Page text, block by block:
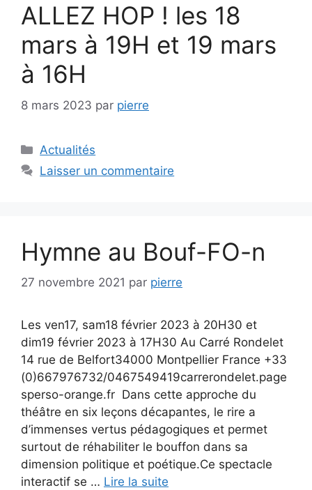
ALLEZ HOP ! les 18
mars à 19H et 19 mars
à 16H
8 mars 2023 par pierre
Catégories
Actualités
Laisser un commentaire
Hymne au Bouf-FO-n
27 novembre 2021 par pierre
Les ven17, sam18 février 2023 à 20H30 et
dim19 février 2023 à 17H30 Au Carré Rondelet
14 rue de Belfort34000 Montpellier France +33
(0)667976732/0467549419carrerondelet.page
sperso-orange.fr Dans cette approche du
théâtre en six leçons décapantes, le rire a
d’immenses vertus pédagogiques et permet
surtout de réhabiliter le bouffon dans sa
dimension politique et poétique.Ce spectacle
interactif se … Lire la suite